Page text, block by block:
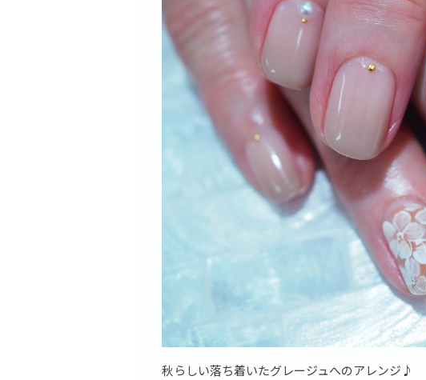
秋らしい落ち着いたグレージュへのアレンジ♪